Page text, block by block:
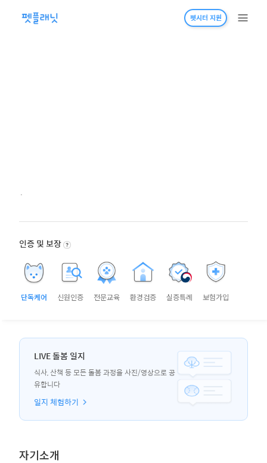
펫시터 지원
·
인증 및 보장
단독케어 신원인증 전문교육 환경검증 실증특례 보험가입
LIVE 돌봄 일지
식사, 산책 등 모든 돌봄 과정을 사진/영상으로 공
유합니다
일지 체험하기
자기소개